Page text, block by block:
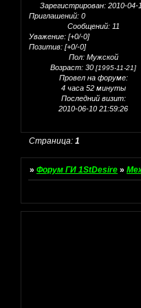
Зарегистрирован: 2010-04-
Приглашений: 0
Сообщений:11
Уважение: [+0/-0]
Позитив: [+0/-0]
Пол:Мужской
Возраст: 30 [1995-11-21]
Провел на форуме:
4 часа 52 минуты
Последний визит:
2010-06-10 21:59:26
Страница:1
»Форум ГИ 1StDesire »